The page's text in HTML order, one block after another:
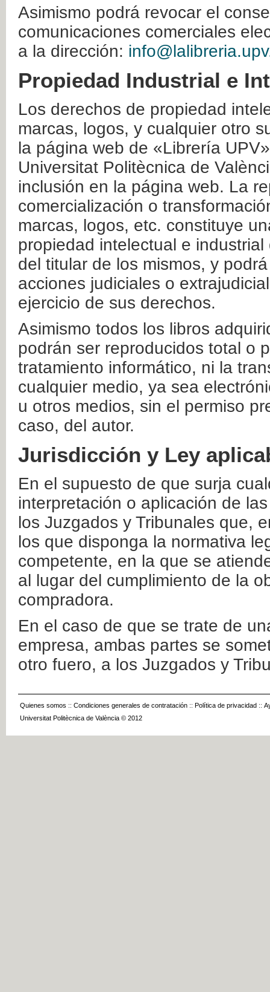
Asimismo podrá revocar el
comunicaciones comerciales
a la dirección:
Propiedad Industrial e
Los derechos de propiedad
marcas, logos, y cualquier otro
la página web de «Librería
Universitat Politècnica de
inclusión en la página web. La
comercialización o
marcas, logos, etc. constituye
propiedad intelectual e
del titular de los mismos, y
acciones judiciales o
ejercicio de sus derechos.
Asimismo todos los libros
podrán ser reproducidos total o
tratamiento informático, ni la
cualquier medio, ya sea
u otros medios, sin el permiso
caso, del autor.
Jurisdicción y Ley
En el supuesto de que surja
interpretación o aplicación de
los Juzgados y Tribunales que,
los que disponga la normativa
competente, en la que se
al lugar del cumplimiento de la
compradora.
En el caso de que se trate de
empresa, ambas partes se
otro fuero, a los Juzgados y
Quienes somos :: Condiciones generales de contratación :: Política de privacidad ::
Universitat Politècnica de València © 2012